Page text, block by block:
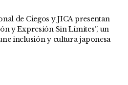
de Ciegos y JICA presentan
y Expresión Sin Límites”, un
inclusión y cultura japonesa